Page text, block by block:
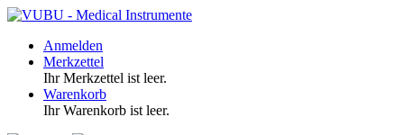
Anmelden
Merkzettel
Ihr Merkzettel ist leer.
Warenkorb
Ihr Warenkorb ist leer.